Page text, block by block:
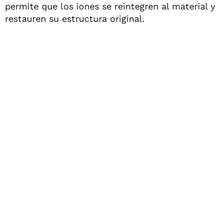
permite que los iones se reintegren al material y
restauren su estructura original.